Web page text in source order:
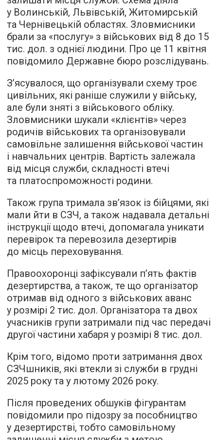
у Волинській, Львівській, Житомирській
та Чернівецькій областях. Зловмисники
брали за «послугу» з військових від 8 до 15
тис. дол. з однієї людини. Про це 11 квітня
повідомило Державне бюро розслідувань.
З’ясувалося, що організували схему троє
цивільних, які раніше служили у війську,
але були зняті з військового обліку.
Зловмисники шукали «клієнтів» через
родичів військових та організовували
самовільне залишення військової частин
і навчальних центрів. Вартість залежала
від місця служби, складності втечі
та платоспроможності родини.
Також група тримала зв’язок із бійцями, які
мали йти в СЗЧ, а також надавала детальні
інструкції щодо втечі, допомагала уникати
перевірок та перевозила дезертирів
до місць переховування.
Правоохоронці зафіксували п’ять фактів
дезертирства, а також, те що організатор
отримав від одного з військових аванс
у розмірі 2 тис. дол. Організатора та двох
учасників групи затримали під час передачі
другої частини хабаря у розмірі 8 тис. дол.
Крім того, відомо проти затримання двох
СЗЧшників, які втекли зі служби в грудні
2025 року та у лютому 2026 року.
Після проведених обшуків фігурантам
повідомили про підозру за пособництво
у дезертирстві, тобто самовільному